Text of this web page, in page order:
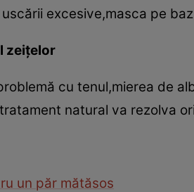
excesive,masca pe
zeiţelor
cu tenul,mierea de
natural va rezolva
un păr mătăsos